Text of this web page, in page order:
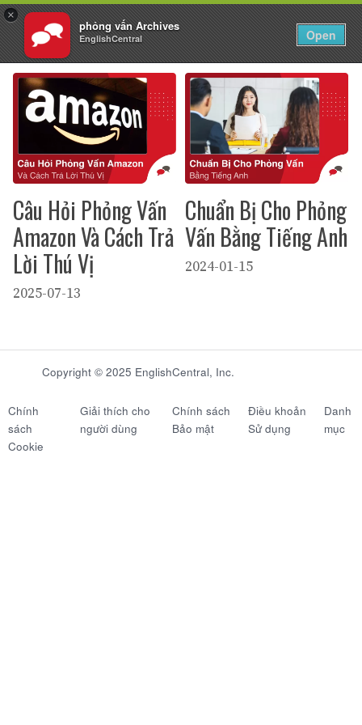
×
phỏng vấn Archives
EnglishCentral Open
Đăng nhập VI
Chuyển
đến
dung
Câu Hỏi Phỏng Vấn
Amazon Và Cách Trả
Lời Thú Vị
2025-07-13
Chuẩn Bị Cho Phỏng
Vấn Bằng Tiếng Anh
2024-01-15
Copyright © 2025 EnglishCentral, Inc.
Chính
sách
Cookie
Giải thích cho
người dùng
Chính sách
Bảo mật
Điều khoản
Sử dụng
Danh
mục